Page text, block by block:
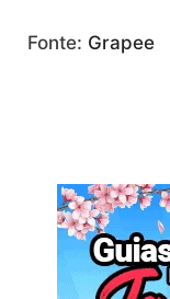
Fonte: Grapee